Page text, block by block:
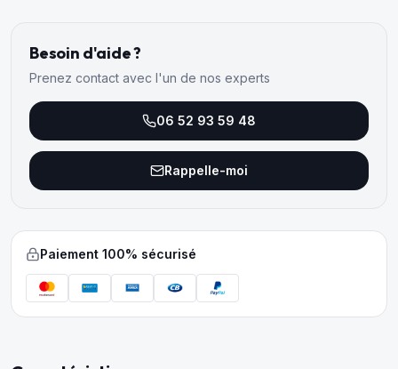
Besoin d'aide ?
Prenez contact avec l'un de nos experts
06 52 93 59 48
Rappelle-moi
Paiement 100% sécurisé